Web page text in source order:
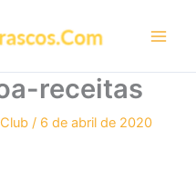
receitas
/ 6 de abril de 2020